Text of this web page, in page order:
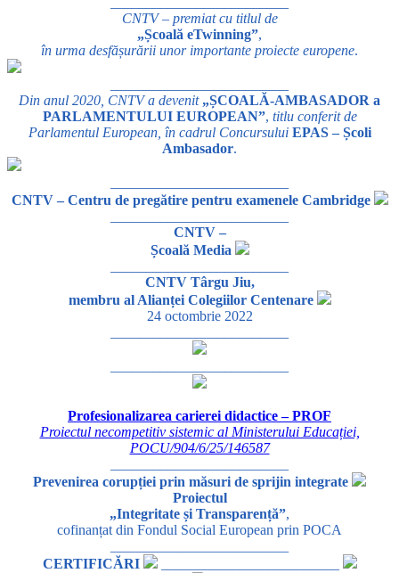
CNTV – premiat cu titlul de
„Școală eTwinning”,
în urma desfășurării unor importante proiecte europene.
Din anul 2020, CNTV a devenit „ȘCOALĂ-AMBASADOR a
PARLAMENTULUI EUROPEAN”, titlu conferit de
Parlamentul European, în cadrul Concursului EPAS – Școli
Ambasador.
CNTV – Centru de pregătire pentru examenele Cambridge
CNTV –
Școală Media
CNTV Târgu Jiu,
membru al Alianței Colegiilor Centenare
24 octombrie 2022
Profesionalizarea carierei didactice – PROF
Proiectul necompetitiv sistemic al Ministerului Educației,
POCU/904/6/25/146587
Prevenirea corupției prin măsuri de sprijin integrate
Proiectul
„Integritate și Transparență”,
cofinanțat din Fondul Social European prin POCA
CERTIFICĂRI
_________________________